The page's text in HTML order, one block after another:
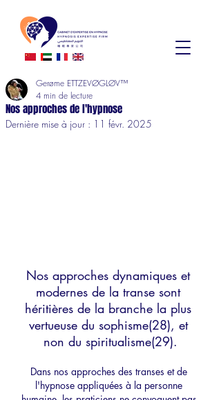
Nos approches de l'hypnose
Gerøme ETTZEVØGLØV™
4 min de lecture
Dernière mise à jour : 11 févr. 2025
Nos approches dynamiques et
modernes de la transe sont
héritières de la branche la plus
vertueuse du sophisme(28), et
non du spiritualisme(29).
Dans nos approches des transes et de
l'hypnose appliquées à la personne